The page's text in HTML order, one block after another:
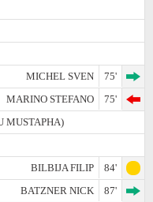
MICHEL SVEN
75'
MARINO STEFANO
75'
MUSTAPHA)
BILBIJA FILIP
84'
BATZNER NICK
87'